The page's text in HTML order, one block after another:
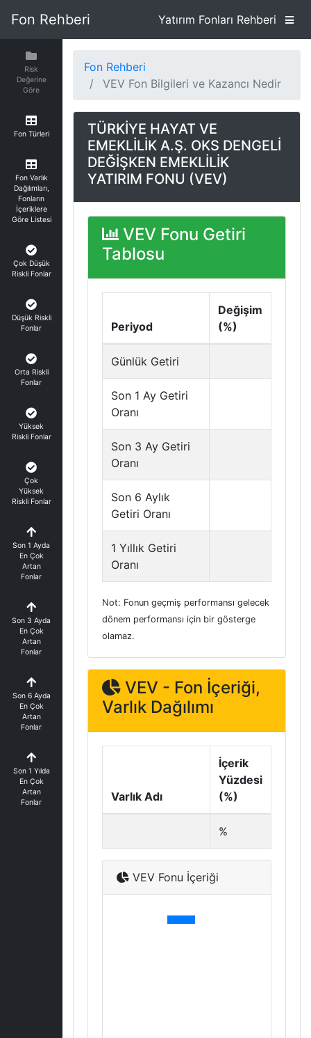
Fon Rehberi Yatırım Fonları Rehberi
Risk
Değerine
Göre
Fon Türleri
Fon Varlık
Dağılımları,
Fonların
İçeriklere
Göre Listesi
Çok Düşük
Riskli Fonlar
Düşük Riskli
Fonlar
Orta Riskli
Fonlar
Yüksek
Riskli Fonlar
Çok
Yüksek
Riskli Fonlar
Son 1 Ayda
En Çok
Artan
Fonlar
Son 3 Ayda
En Çok
Artan
Fonlar
Son 6 Ayda
En Çok
Artan
Fonlar
Son 1 Yılda
En Çok
Artan
Fonlar
Fon Rehberi
VEV Fon Bilgileri ve Kazancı Nedir
TÜRKİYE HAYAT VE
EMEKLİLİK A.Ş. OKS DENGELİ
DEĞİŞKEN EMEKLİLİK
YATIRIM FONU (VEV)
VEV Fonu Getiri
Tablosu
Periyod
Değişim
(%)
Günlük Getiri
Son 1 Ay Getiri
Oranı
Son 3 Ay Getiri
Oranı
Son 6 Aylık
Getiri Oranı
1 Yıllık Getiri
Oranı
Not: Fonun geçmiş performansı gelecek
dönem performansı için bir gösterge
olamaz.
VEV - Fon İçeriği,
Varlık Dağılımı
Varlık Adı
İçerik
Yüzdesi
(%)
%
VEV Fonu İçeriği